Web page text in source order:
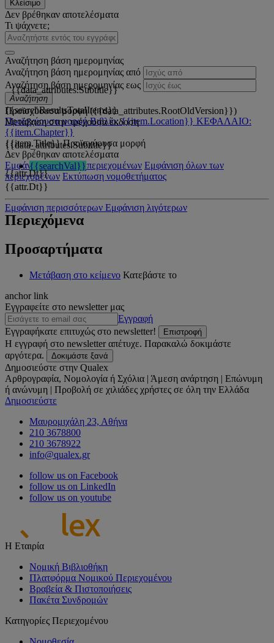
Κλείσιμο
Δεν βρέθηκαν αποτελέσματα
Τι ψάχνετε;
Αναζήτηση βάση ημερομηνίας
Αναζήτηση βάση ημερομηνίας από
Αναζήτηση βάση ημερομηνίας εως
Αναζήτηση
{{searchResultsTotalItems}}
Προϊσχύουσα μορφή Βιβλίο: {{item.Location}} ΚΕΦΑΛΑΙΟ:
{{item.Chapter}}
{{item.Title}} Προϊσχύουσα μορφή
Δεν βρέθηκαν αποτελέσματα
Εμφάνιση όλων των περιεχομένων Εμφάνιση όλων των
περιεχομένων Εκτύπωση νομοθετήματος
{{data_attributes.Subtitle}}
Προϊσχύουσα μορφή ({{data_attributes.RootOldVersion}})
Μετάβαση στην τρέχουσα έκδοση
{{data_attributes.Subtitle}}
{{searchVal}}
{{attr.Dt}}
Εμφάνιση περισσότερων Εμφάνιση λιγότερων
{{attr.Dt}}
Περιεχόμενα
Προσαρτήματα
Μετάβαση στο κείμενο Κατεβάστε το
anchor link
Εγγραφείτε στο newsletter μας
Εγγραφή
Εγγραφήκατε επιτυχώς στο newsletter!
Επιστροφή
Η εγγραφή στο newsletter απέτυχε. Παρακαλώ δοκιμάστε
αργότερα.
Δοκιμάστε ξανά
Δημοσιεύστε στην Qualex
Αρθρογραφία, Νομολογία ή Σχόλια | Άμεση ανάρτηση | Επώνυμη
ή ανώνυμη | Προβολή σε χιλιάδες χρήστες σε όλη την Ελλάδα
Δημοσιεύστε
Μαυρομιχάλη 23, Αθήνα
210 3678800
210 3678922
info@qualex.gr
follow us on Facebook
follow us on LinkedIn
follow us on youtube
Η Εταιρία
Νομική Βιβλιοθήκη
Πλατφόρμα Νομικού Περιεχομένου
Βραβεία & Πιστοποιήσεις
Πακέτα Συνδρομών
Κατηγορίες Περιεχομένου